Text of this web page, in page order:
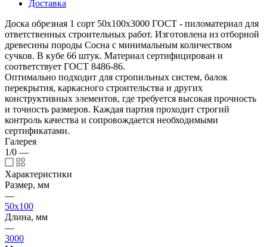
Доставка
Доска обрезная 1 сорт 50х100х3000 ГОСТ - пиломатериал для
ответственных строительных работ. Изготовлена из отборной
древесины породы Сосна с минимальным количеством
сучков. В кубе 66 штук. Материал сертифицирован и
соответствует ГОСТ 8486-86.
Оптимально подходит для стропильных систем, балок
перекрытия, каркасного строительства и других
конструктивных элементов, где требуется высокая прочность
и точность размеров. Каждая партия проходит строгий
контроль качества и сопровождается необходимыми
сертификатами.
Галерея
1/0 —
Характеристики
Размер, мм
—
50x100
Длина, мм
—
3000